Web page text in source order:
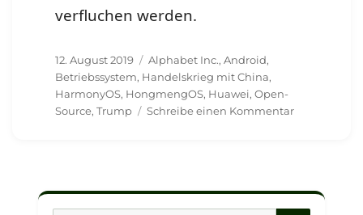
verfluchen werden.
Veröffentlicht
am
12. August 2019 Schlagwörter
Alphabet Inc.,Android,
Betriebssystem, Handelskrieg mit China,
HarmonyOS, HongmengOS, Huawei,Open-
Source,Trump Schreibe einen Kommentarzu
in
Zukunft